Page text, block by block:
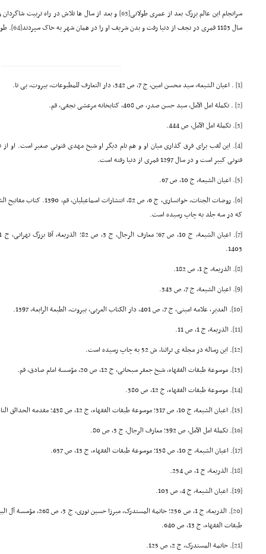
سرانجام این عالم بزرگ بعد از عمری طولانی[63]
و بعد از سال ها تلاش در راه تربیت شاگردان
سال 1183 قمری در نجف از دنیا رفت و بدن شریف او را در همان شهر به خاک سپردند
[64]
.
[1] . اعیان الشیعة، سید محسن امین، ج 7، ص 342، دار التعارف للمطبوعات، بیروت، بی تا.
[2]
. تکملة امل الآمل، سید حسن صدر، ص 408، کتابخانه مرعشی نجفی، قم.
[3] . تکملة امل الآمل، ص 444.
[4] . این لقب برای فرق گذاری میان او و هم نام دیگر او شیخ مهدی فتونی صغیر است. او از
فتونی کبیر است و در سال 1297 قمری از دنیا رفته است.
[5] . اعیان الشیعة، ج 10، ص 67.
[6]
. روضات الجنات، خوانساری، ج 6،
که در سه جلد به چاپ رسیده است.
[7]
1403.
[8] . الذریعة، ج 1، ص 182.
[9] . اعیان الشیعة، ج 7، ص 343.
[10]
. الغدیر، علامه امینی، ج 7، ص 401، دار الکتاب العربی، بیروت، الطبعة الرابعة، 1397.
[11]
. الذریعة، ج 1، ص 11.
[12]
. این رساله در مجله ی تراثنا، ش 52 به چاپ رسیده است.
[13]
. موسوعة طبقات الفقهاء، شیخ جعفر سبحانی، ج 12، ص 20، مؤسسة امام صادق، قم.
[14]
. موسوعة طبقات الفقهاء، ج 12، ص 380.
[15]
. اعیان الشیعة، ج 10، ص 317؛ موسوعة طبقات الفقهاء، ج 12، ص 438؛ مقدمه الحدائق الناظرة، ج 1، ص 19.
[16]
. تکملة امل الآمل، ص 392؛ معارف الرجال، ج 3، ص 80.
[17]
. اعیان الشیعة، ج 10، ص 158؛ موسوعة طبقات الفقهاء، ج 13، ص 637.
[18]
. الذریعة، ج 1، ص 254.
[19]
. اعیان الشیعة، ج 4، ص 103.
[20]
طبقات الفقهاء، ج 13، ص 640.
[21]
. خاتمة المستدرک، ج 2، ص 125.